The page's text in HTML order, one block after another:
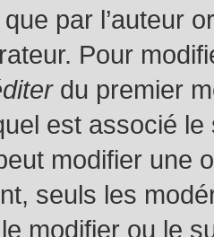
par l’auteur
Pour
du premier
est associé le
modifier une
seuls les
modifier ou le